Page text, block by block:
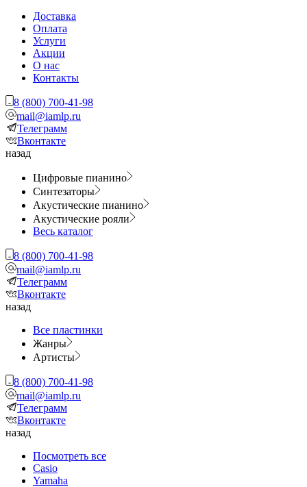
Доставка
Оплата
Услуги
Акции
О нас
Контакты
8 (800) 700-41-98
mail@iamlp.ru
Телеграмм
Вконтакте
назад
Цифровые пианино
Синтезаторы
Акустические пианино
Акустические рояли
Весь каталог
8 (800) 700-41-98
mail@iamlp.ru
Телеграмм
Вконтакте
назад
Все пластинки
Жанры
Артисты
8 (800) 700-41-98
mail@iamlp.ru
Телеграмм
Вконтакте
назад
Посмотреть все
Casio
Yamaha